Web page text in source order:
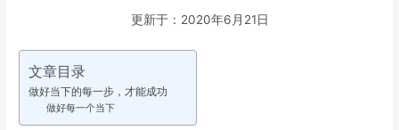
更新于：2020年6月21日
文章目录
做好当下的每一步，才能成功
做好每一个当下